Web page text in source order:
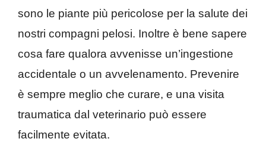
sono le piante più pericolose per la salute dei
nostri compagni pelosi. Inoltre è bene sapere
cosa fare qualora avvenisse un’ingestione
accidentale o un avvelenamento. Prevenire
è sempre meglio che curare, e una visita
traumatica dal veterinario può essere
facilmente evitata.